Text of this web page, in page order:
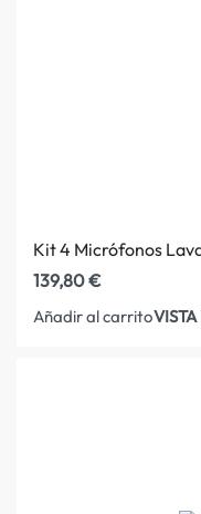
Kit 4 Micrófonos
139,80€
Añadir al carrito